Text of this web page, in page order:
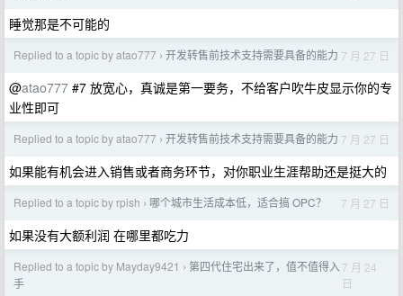
睡觉那是不可能的
Replied to a topic by atao777 › 开发转售前技术支持需要具备的能力 7 月 27 日
@atao777 #7 放宽心，真诚是第一要务，不给客户吹牛皮显示你的专
业性即可
Replied to a topic by atao777 › 开发转售前技术支持需要具备的能力 7 月 27 日
如果能有机会进入销售或者商务环节，对你职业生涯帮助还是挺大的
Replied to a topic by rpish › 哪个城市生活成本低，适合搞 OPC？ 7 月 27 日
如果没有大额利润 在哪里都吃力
Replied to a topic by Mayday9421 › 第四代住宅出来了，值不值得入
手
7 月 24
日